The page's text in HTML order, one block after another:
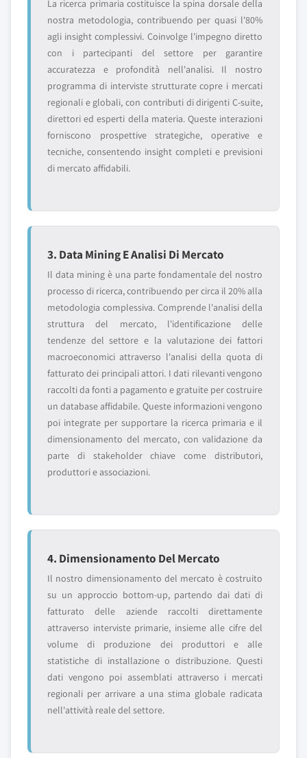
La ricerca primaria costituisce la spina dorsale della
nostra metodologia, contribuendo per quasi l'80%
agli insight complessivi. Coinvolge l'impegno diretto
con i partecipanti del settore per garantire
accuratezza e profondità nell'analisi. Il nostro
programma di interviste strutturate copre i mercati
regionali e globali, con contributi di dirigenti C-suite,
direttori ed esperti della materia. Queste interazioni
forniscono prospettive strategiche, operative e
tecniche, consentendo insight completi e previsioni
di mercato affidabili.
3. Data Mining E Analisi Di Mercato
Il data mining è una parte fondamentale del nostro
processo di ricerca, contribuendo per circa il 20% alla
metodologia complessiva. Comprende l'analisi della
struttura del mercato, l'identificazione delle
tendenze del settore e la valutazione dei fattori
macroeconomici attraverso l'analisi della quota di
fatturato dei principali attori. I dati rilevanti vengono
raccolti da fonti a pagamento e gratuite per costruire
un database affidabile. Queste informazioni vengono
poi integrate per supportare la ricerca primaria e il
dimensionamento del mercato, con validazione da
parte di stakeholder chiave come distributori,
produttori e associazioni.
4. Dimensionamento Del Mercato
Il nostro dimensionamento del mercato è costruito
su un approccio bottom-up, partendo dai dati di
fatturato delle aziende raccolti direttamente
attraverso interviste primarie, insieme alle cifre del
volume di produzione dei produttori e alle
statistiche di installazione o distribuzione. Questi
dati vengono poi assemblati attraverso i mercati
regionali per arrivare a una stima globale radicata
nell'attività reale del settore.